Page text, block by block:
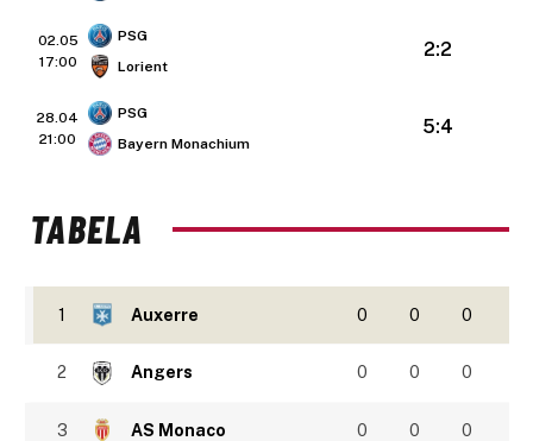
02.05
17:00
PSG
Lorient
2:2
28.04
21:00
PSG
Bayern Monachium
5:4
TABELA
1 Auxerre 0 0 0
2 Angers 0 0 0
3 AS Monaco 0 0 0